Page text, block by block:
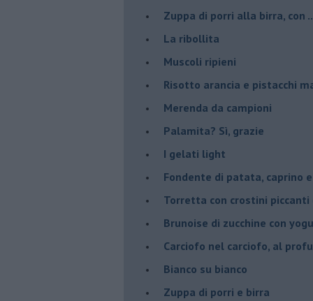
Zuppa di porri alla birra, con
La ribollita
Muscoli ripieni
Risotto arancia e pistacchi
Merenda da campioni
Palamita? Sì, grazie
I gelati light
Fondente di patata, caprino
Torretta con crostini piccanti
Brunoise di zucchine con
Carciofo nel carciofo, al
Bianco su bianco
Zuppa di porri e birra